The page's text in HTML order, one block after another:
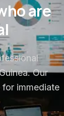
are
Our
immediate